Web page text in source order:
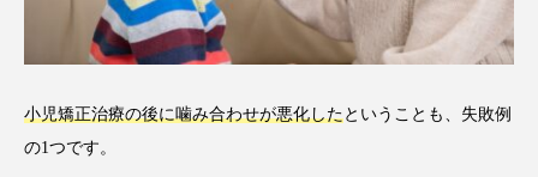
小児矯正治療の後に噛み合わせが悪化したということも、失敗例
の1つです。